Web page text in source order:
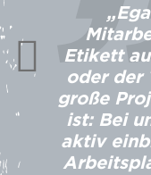
Etikett
oder der
große
ist: Bei
aktiv